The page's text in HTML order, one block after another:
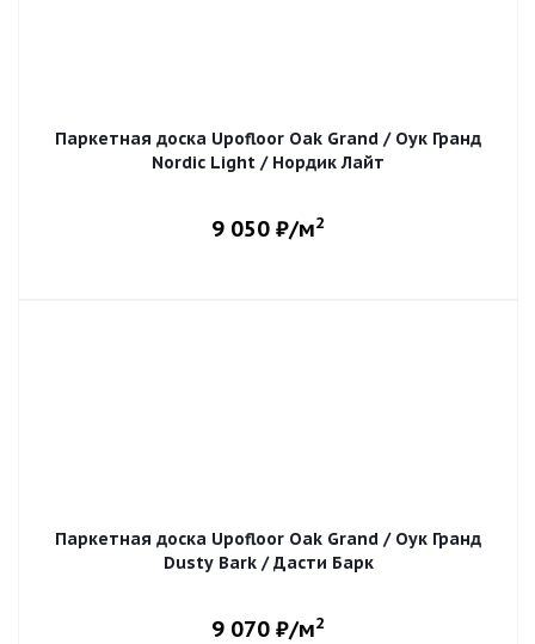
Паркетная доска Upofloor Oak Grand / Оук Гранд
Nordic Light / Нордик Лайт
9 050 ₽/м2
Паркетная доска Upofloor Oak Grand / Оук Гранд
Dusty Bark / Дасти Барк
9 070 ₽/м2